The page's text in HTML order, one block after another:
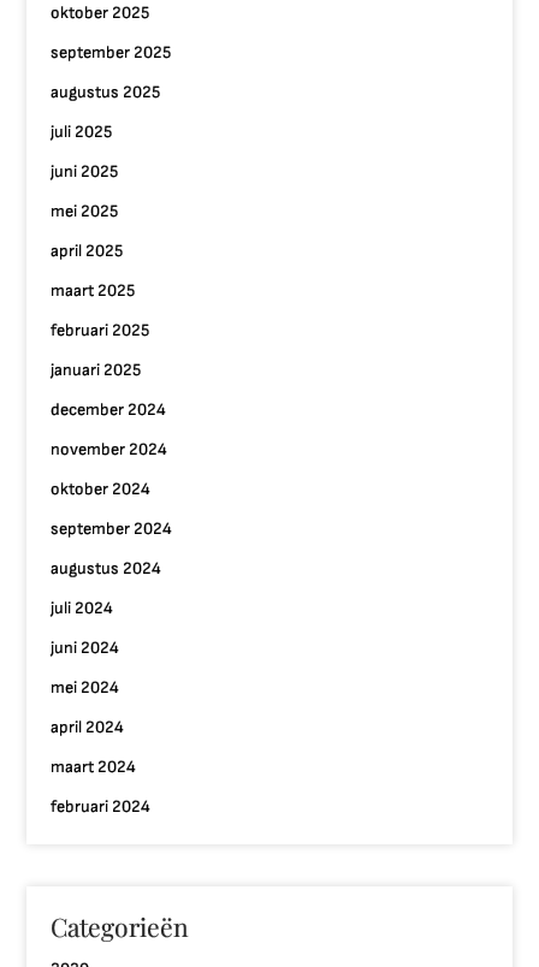
oktober 2025
september 2025
augustus 2025
juli 2025
juni 2025
mei 2025
april 2025
maart 2025
februari 2025
januari 2025
december 2024
november 2024
oktober 2024
september 2024
augustus 2024
juli 2024
juni 2024
mei 2024
april 2024
maart 2024
februari 2024
Categorieën